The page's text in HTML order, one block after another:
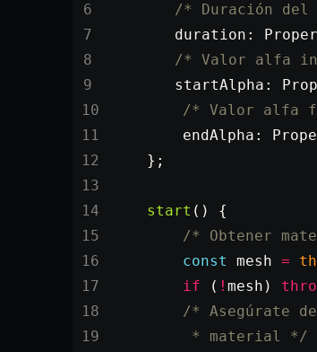
/* Duración del
duration:
/* Valor alfa
startAlpha:
/* Valor alfa
endAlpha:
    };
    start
() {
/* Obtener
        const
mesh =
        if
( !mesh)
/* Asegúrate
         * material */